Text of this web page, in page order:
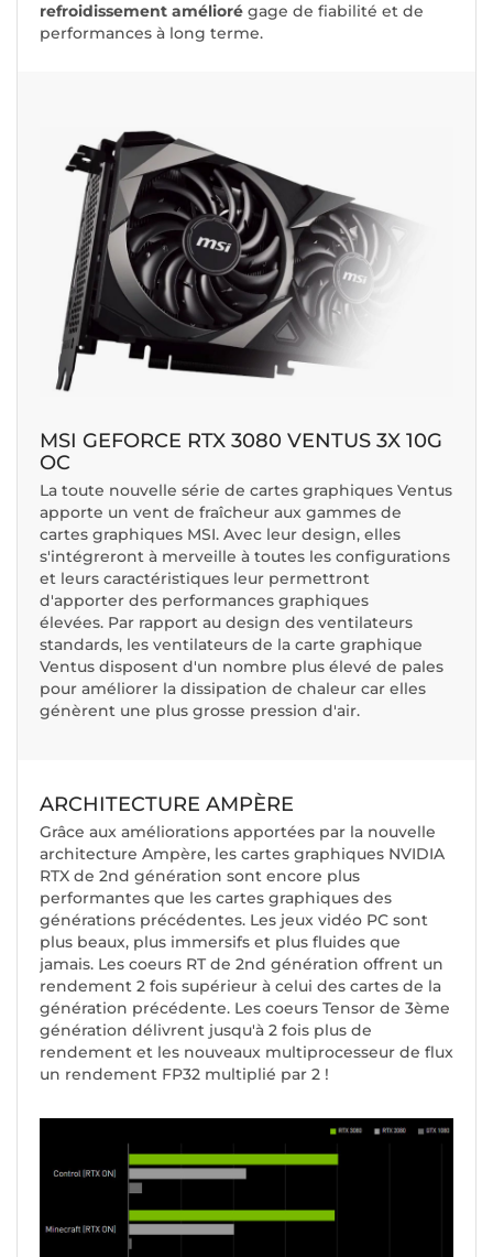
refroidissement amélioré gage de fiabilité et de
performances à long terme.
MSI GEFORCE RTX 3080 VENTUS 3X 10G
OC
La toute nouvelle série de cartes graphiques Ventus
apporte un vent de fraîcheur aux gammes de
cartes graphiques MSI. Avec leur design, elles
s'intégreront à merveille à toutes les configurations
et leurs caractéristiques leur permettront
d'apporter des performances graphiques
élevées. Par rapport au design des ventilateurs
standards, les ventilateurs de la carte graphique
Ventus disposent d'un nombre plus élevé de pales
pour améliorer la dissipation de chaleur car elles
génèrent une plus grosse pression d'air.
ARCHITECTURE AMPÈRE
Grâce aux améliorations apportées par la nouvelle
architecture Ampère, les cartes graphiques NVIDIA
RTX de 2nd génération sont encore plus
performantes que les cartes graphiques des
générations précédentes. Les jeux vidéo PC sont
plus beaux, plus immersifs et plus fluides que
jamais. Les coeurs RT de 2nd génération offrent un
rendement 2 fois supérieur à celui des cartes de la
génération précédente. Les coeurs Tensor de 3ème
génération délivrent jusqu'à 2 fois plus de
rendement et les nouveaux multiprocesseur de flux
un rendement FP32 multiplié par 2 !